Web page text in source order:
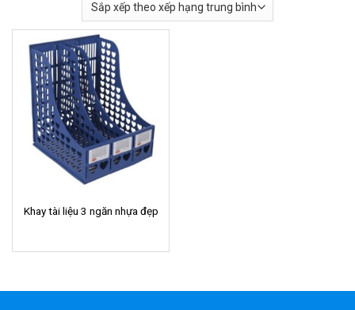
Khay tài liệu 3 ngăn nhựa đẹp